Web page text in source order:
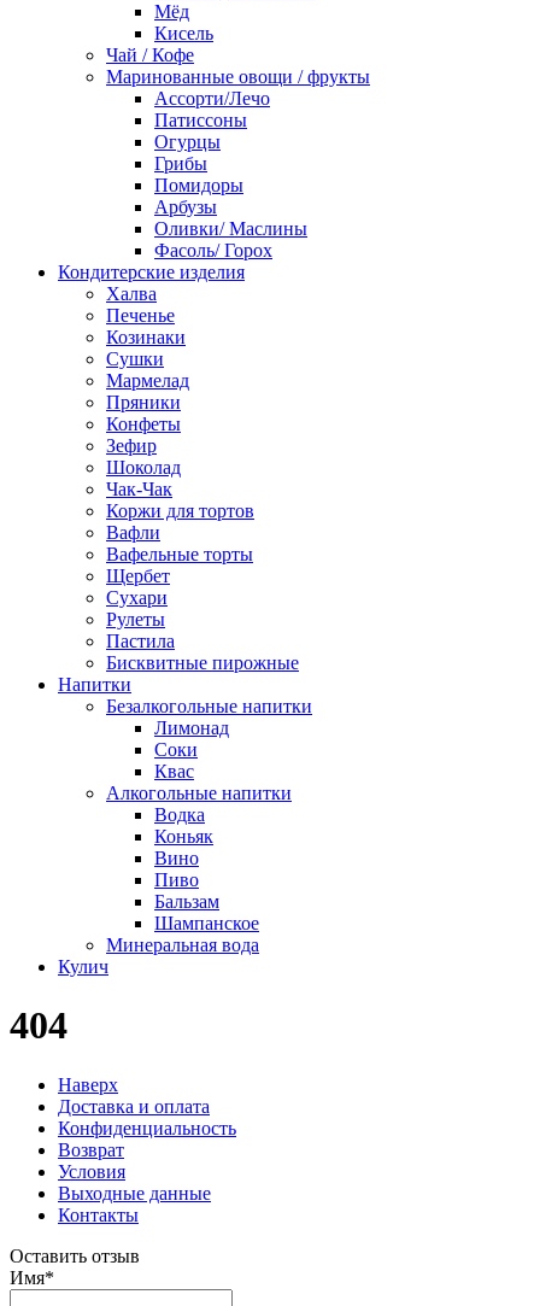
Мёд
Кисель
Чай / Кофе
Маринованные овощи / фрукты
Ассорти/Лечо
Патиссоны
Огурцы
Грибы
Помидоры
Арбузы
Оливки/ Маслины
Фасоль/ Горох
Кондитерские изделия
Халва
Печенье
Козинаки
Сушки
Мармелад
Пряники
Конфеты
Зефир
Шоколад
Чак-Чак
Коржи для тортов
Вафли
Вафельные торты
Щербет
Сухари
Рулеты
Пастила
Бисквитные пирожные
Напитки
Безалкогольные напитки
Лимонад
Соки
Квас
Алкогольные напитки
Водка
Коньяк
Вино
Пиво
Бальзам
Шампанское
Минеральная вода
Кулич
404
Наверх
Доставка и оплата
Конфиденциальность
Возврат
Условия
Выходные данные
Контакты
Оставить отзыв
Имя*